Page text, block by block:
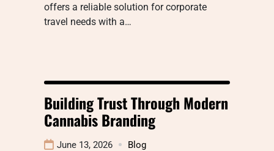
offers a reliable solution for corporate
travel needs with a…
Building Trust Through Modern
Cannabis Branding
June 13, 2026 Blog